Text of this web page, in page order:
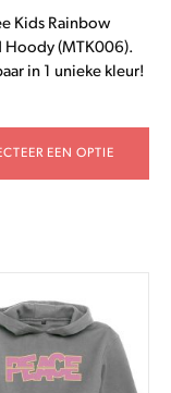
Kids Rainbow
Hoody (MTK006).
in 1 unieke kleur!
EEN OPTIE